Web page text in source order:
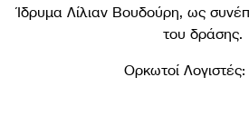
Ίδρυμα Λίλιαν Βουδούρη, ως
του δράσης.
Ορκωτοί